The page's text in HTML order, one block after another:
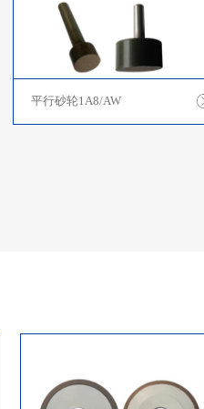
平行砂轮1A8/AW